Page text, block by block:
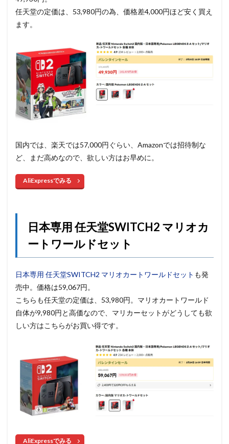
任天堂の定価は、53,980円の為、価格差4,000円ほど安く買え
ます。
国内では、楽天では57,000円ぐらい、Amazonでは招待制な
ど、まだ高めなので、欲しい方はお早めに。
AliExpressでみる
日本専用 任天堂SWITCH2 マリオカ
ートワールドセット
日本専用 任天堂SWITCH2 マリオカートワールドセット も発
売中。価格は59,067円。
こちらも任天堂の定価は、53,980円。マリオカートワールド
自体が9,980円と高価なので、マリカーセットがどうしても欲
しい方はこちらがお買い得です。
AliExpressでみる